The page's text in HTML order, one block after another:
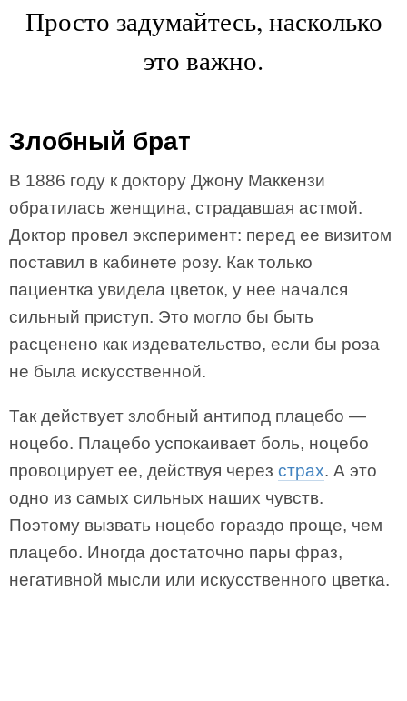
Просто задумайтесь, насколько
это важно.
Злобный брат
В 1886 году к доктору Джону Маккензи
обратилась женщина, страдавшая астмой.
Доктор провел эксперимент: перед ее визитом
поставил в кабинете розу. Как только
пациентка увидела цветок, у нее начался
сильный приступ. Это могло бы быть
расценено как издевательство, если бы роза
не была искусственной.
Так действует злобный антипод плацебо —
ноцебо. Плацебо успокаивает боль, ноцебо
провоцирует ее, действуя через страх. А это
одно из самых сильных наших чувств.
Поэтому вызвать ноцебо гораздо проще, чем
плацебо. Иногда достаточно пары фраз,
негативной мысли или искусственного цветка.